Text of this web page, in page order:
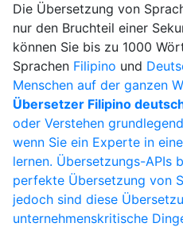
Die Übersetzung von
nur den Bruchteil einer
können Sie bis zu 1000
Sprachen Filipino und
Menschen auf der ganzen
Übersetzer Filipino
oder Verstehen
wenn Sie ein Experte in
lernen. Übersetzungs-APIs
perfekte Übersetzung von
jedoch sind diese
unternehmenskritische